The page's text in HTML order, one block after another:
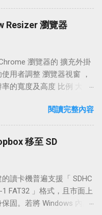
智慧型裝置，可以點取
【設定】 在這邊我們點
】 系統跳出的輸入框
碼，例:【0912XXXXXX】
一步按下【儲存】後，系
字的驗證碼至手機中，我
目前的輸入框中，並按下
提示「twitter 帳戶已確
twitter 上激活了 手機上也
的電腦版網站「 https...
紹為自己的行動版及網
「LINE 分享按鈕」的部
鈕時，會在瀏覽器上開啟
的帳號和密碼登入之
動作。如下圖和上圖。
登入的動作。) LINE 分享按
下 LINE 分享按鈕，直接觀
「用 LINE 傳送」使用
」按鈕 「用 LINE 傳送」
庫」按鈕 相關連結 設置
「
howto/zh-hant/ 」 LINE
img/linebutton_zh-
的連線 教學 方法。 學習
EC2 上架設 WordPress，
這兩個工具會很常運用
之後 PuTTYgen 就很少
快忘記的同時，也順道
留下注記，以便往後翻
會先操作 PuTTYgen 建立
到 GCE 後，接著再運用
，然後銜接連入到 GCE
建立 SSH 金鑰 PuTTY
實例 連線教學 Step 1 使
連線 RSA、DSA 公鑰與私
2」完成後，接著回到這
comment ) 的內容。 首
Resizer 瀏覽器
瀏覽器的 擴充外掛
用者調整 瀏覽器視窗 ，
的寬度及高度 比例 大
各種行動裝置上呈現，讓
驗。 現今的智慧型移動
若要特別為某種機型做
會很頭疼。有了 Window
因為 Window Resizer 除
幕響應值外，也支援
人員方便的幫網站佈
Resizer 也貼心的內建了
使用，好讓使用者能便
閱讀完整內容
移至 SD
讀卡機普遍支援「 SDHC
FAT32 」格式，且市面上
固。若將 Windows 內建